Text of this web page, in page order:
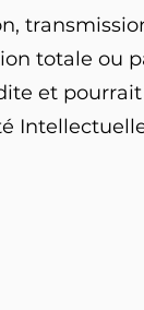
totale ou
et